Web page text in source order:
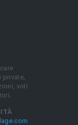
private,
voti